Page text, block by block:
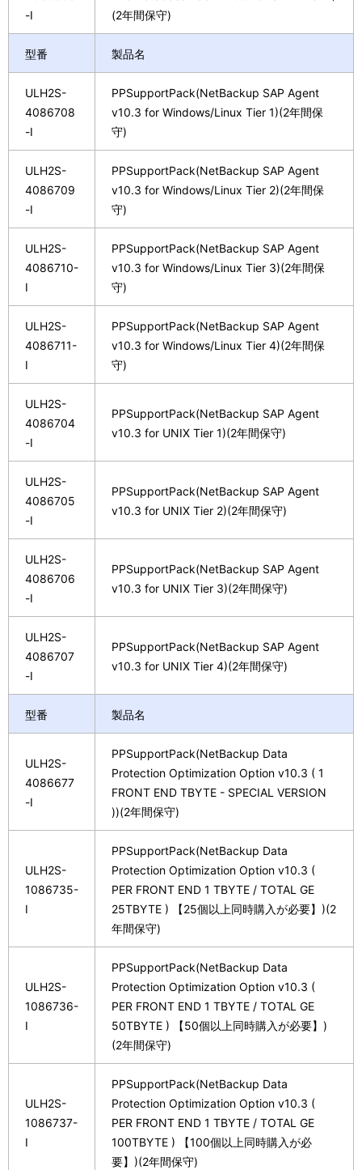
-I
(2年間保守)
型番 製品名
ULH2S-
4086708
-I
PPSupportPack(NetBackup SAP Agent
v10.3 for Windows/Linux Tier 1)(2年間保
守)
ULH2S-
4086709
-I
PPSupportPack(NetBackup SAP Agent
v10.3 for Windows/Linux Tier 2)(2年間保
守)
ULH2S-
4086710-
I
PPSupportPack(NetBackup SAP Agent
v10.3 for Windows/Linux Tier 3)(2年間保
守)
ULH2S-
4086711-
I
PPSupportPack(NetBackup SAP Agent
v10.3 for Windows/Linux Tier 4)(2年間保
守)
ULH2S-
4086704
-I
PPSupportPack(NetBackup SAP Agent
v10.3 for UNIX Tier 1)(2年間保守)
ULH2S-
4086705
-I
PPSupportPack(NetBackup SAP Agent
v10.3 for UNIX Tier 2)(2年間保守)
ULH2S-
4086706
-I
PPSupportPack(NetBackup SAP Agent
v10.3 for UNIX Tier 3)(2年間保守)
ULH2S-
4086707
-I
PPSupportPack(NetBackup SAP Agent
v10.3 for UNIX Tier 4)(2年間保守)
型番 製品名
ULH2S-
4086677
-I
PPSupportPack(NetBackup Data
Protection Optimization Option v10.3 ( 1
FRONT END TBYTE - SPECIAL VERSION
))(2年間保守)
ULH2S-
1086735-
I
PPSupportPack(NetBackup Data
Protection Optimization Option v10.3 (
PER FRONT END 1 TBYTE / TOTAL GE
25TBYTE ) 【25個以上同時購入が必要】)(2
年間保守)
ULH2S-
1086736-
I
PPSupportPack(NetBackup Data
Protection Optimization Option v10.3 (
PER FRONT END 1 TBYTE / TOTAL GE
50TBYTE ) 【50個以上同時購入が必要】)
(2年間保守)
ULH2S-
1086737-
I
PPSupportPack(NetBackup Data
Protection Optimization Option v10.3 (
PER FRONT END 1 TBYTE / TOTAL GE
100TBYTE ) 【100個以上同時購入が必
要】)(2年間保守)